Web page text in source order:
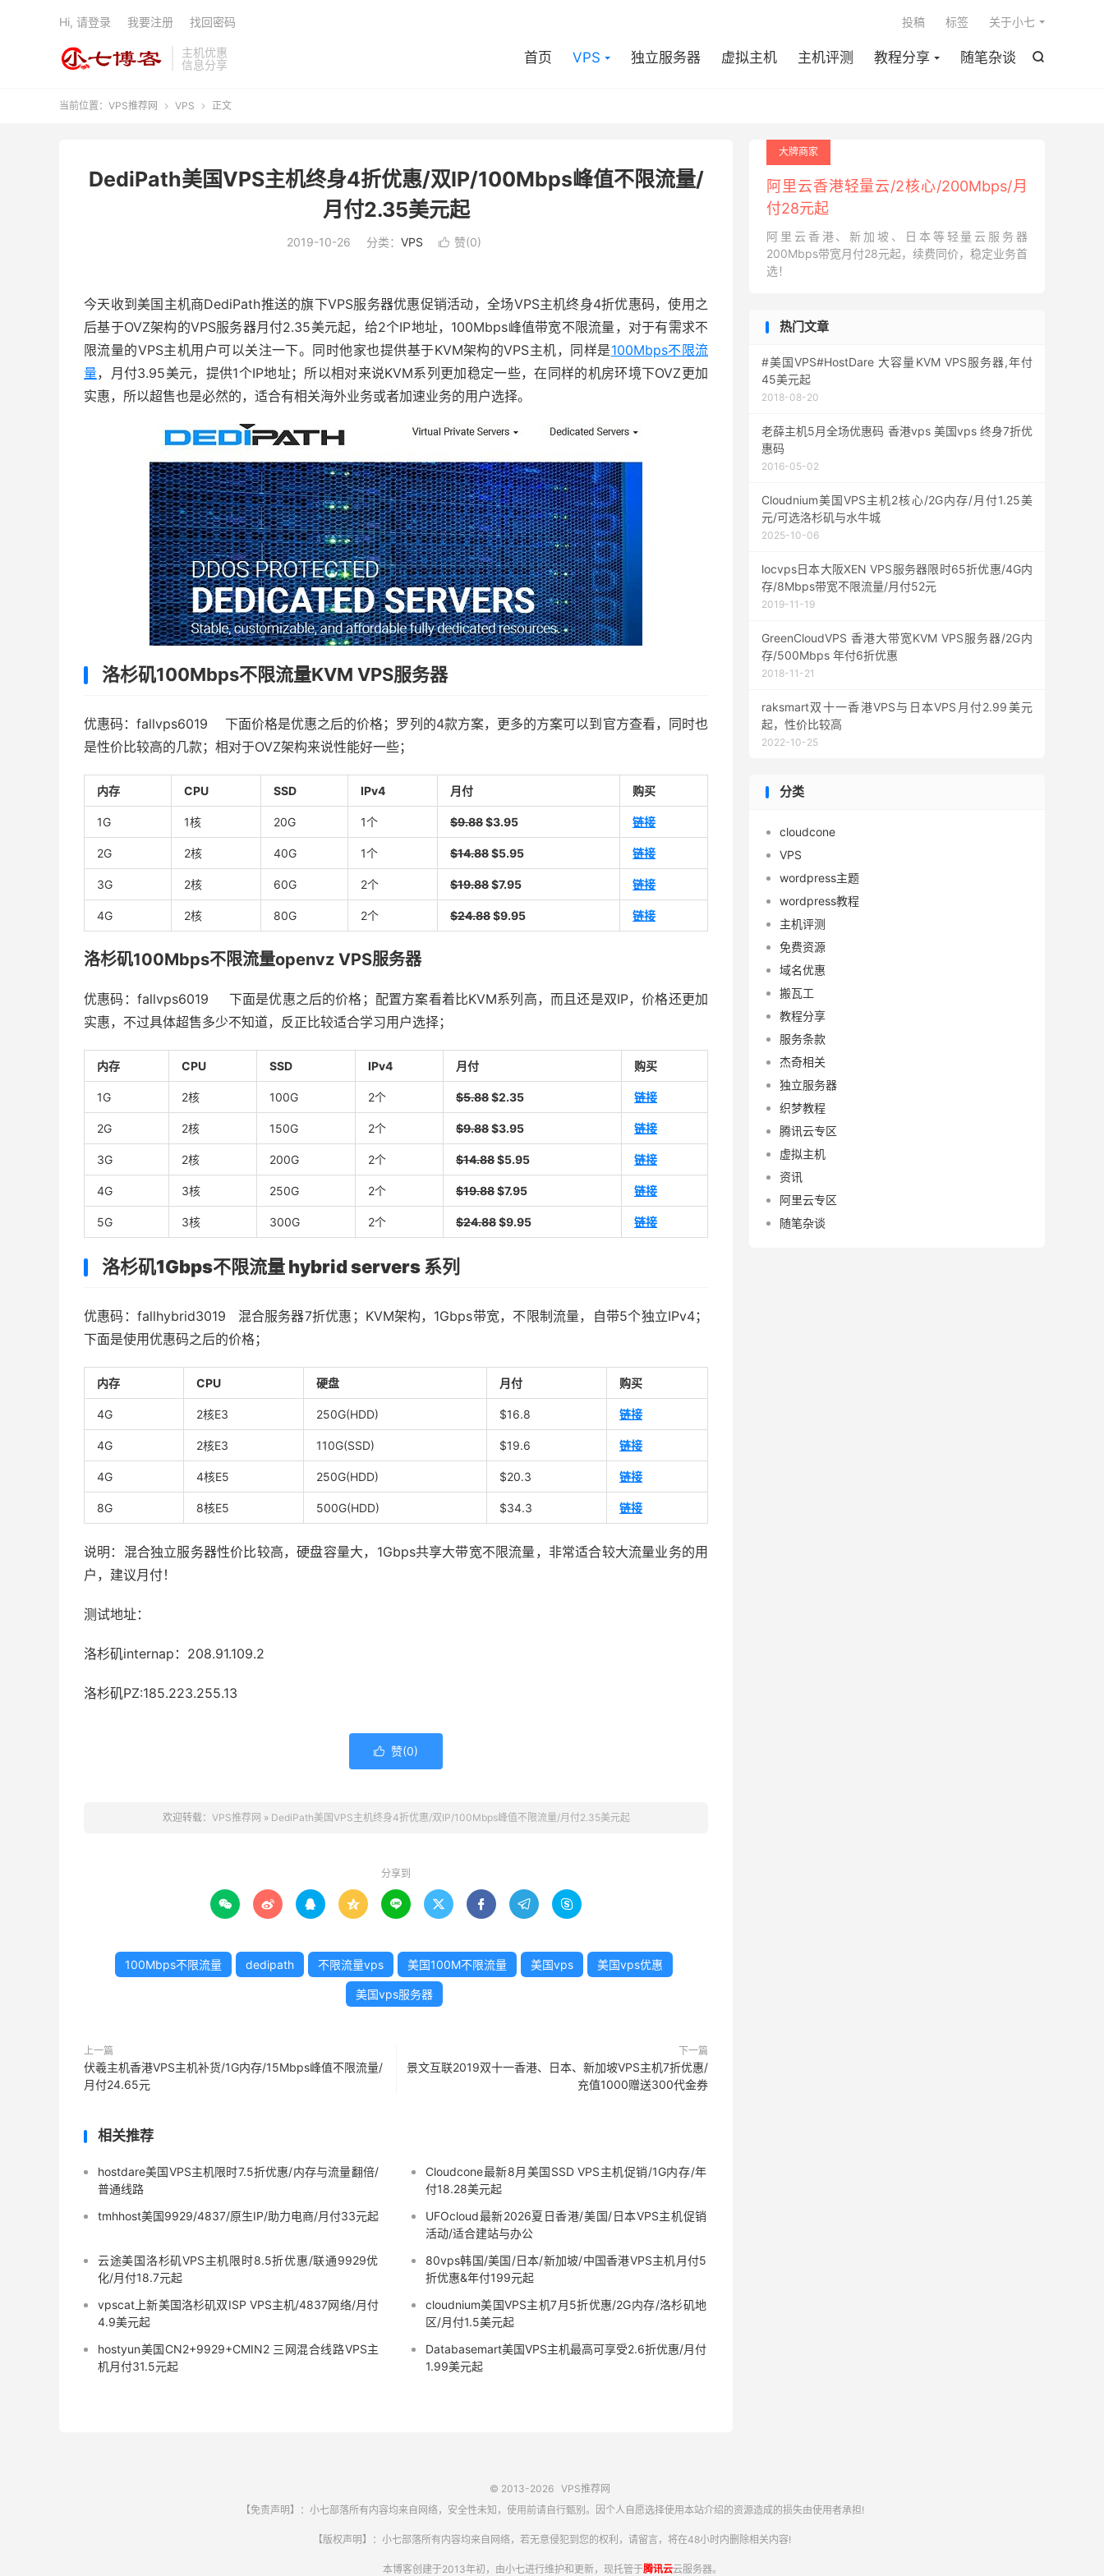
主机优惠
信息分享

首页 VPS 独立服务器 虚拟主机 主机评测 教程分享 随笔杂谈
投稿 标签 关于小七
Hi, 请登录 我要注册 找回密码
当前位置： VPS推荐网  VPS  正文
DediPath美国VPS主机终身4折优惠/双IP/100Mbps峰值不限流量/
月付2.35美元起
2019-10-26 分类： VPS  赞(0)
今天收到美国主机商DediPath推送的旗下VPS服务器优惠促销活动，全场VPS主机终身4折优惠码，使用之
后基于OVZ架构的VPS服务器月付2.35美元起，给2个IP地址，100Mbps峰值带宽不限流量，对于有需求不
限流量的VPS主机用户可以关注一下。同时他家也提供基于KVM架构的VPS主机，同样是100Mbps不限流
量，月付3.95美元，提供1个IP地址；所以相对来说KVM系列更加稳定一些，在同样的机房环境下OVZ更加
实惠，所以超售也是必然的，适合有相关海外业务或者加速业务的用户选择。
洛杉矶100Mbps不限流量KVM VPS服务器
优惠码：fallvps6019
下面价格是优惠之后的价格；罗列的4款方案，更多的方案可以到官方查看，同时也
是性价比较高的几款；相对于OVZ架构来说性能好一些；
内存 CPU SSD IPv4 月付 购买
1G 1核 20G 1个 $9.88$3.95 链接
2G 2核 40G 1个 $14.88$5.95 链接
3G 2核 60G 2个 $19.88$7.95 链接
4G 2核 80G 2个 $24.88$9.95 链接
洛杉矶100Mbps不限流量openvz VPS服务器
优惠码：fallvps6019
下面是优惠之后的价格；配置方案看着比KVM系列高，而且还是双IP，价格还更加
实惠，不过具体超售多少不知道，反正比较适合学习用户选择；
内存 CPU SSD IPv4 月付 购买
1G 2核 100G 2个 $5.88$2.35 链接
2G 2核 150G 2个 $9.88$3.95 链接
3G 2核 200G 2个 $14.88$5.95 链接
4G 3核 250G 2个 $19.88$7.95 链接
5G 3核 300G 2个 $24.88$9.95 链接
洛杉矶1Gbps不限流量 hybrid servers 系列
优惠码：fallhybrid3019
混合服务器7折优惠；KVM架构，1Gbps带宽，不限制流量，自带5个独立IPv4；
下面是使用优惠码之后的价格；
内存 CPU 硬盘 月付 购买
4G 2核E3 250G(HDD) $16.8 链接
4G 2核E3 110G(SSD) $19.6 链接
4G 4核E5 250G(HDD) $20.3 链接
8G 8核E5 500G(HDD) $34.3 链接
说明：混合独立服务器性价比较高，硬盘容量大，1Gbps共享大带宽不限流量，非常适合较大流量业务的用
户，建议月付！
测试地址：
洛杉矶internap：208.91.109.2
洛杉矶PZ:185.223.255.13
 赞(0)
欢迎转载： VPS推荐网 » DediPath美国VPS主机终身4折优惠/双IP/100Mbps峰值不限流量/月付2.35美元起
分享到
        
100Mbps不限流量 dedipath 不限流量vps 美国100M不限流量 美国vps 美国vps优惠
美国vps服务器
上一篇
伏羲主机香港VPS主机补货/1G内存/15Mbps峰值不限流量/
月付24.65元
下一篇
景文互联2019双十一香港、日本、新加坡VPS主机7折优惠/
充值1000赠送300代金券
相关推荐
hostdare美国VPS主机限时7.5折优惠/内存与流量翻倍/
普通线路
Cloudcone最新8月美国SSD VPS主机促销/1G内存/年
付18.28美元起
tmhhost美国9929/4837/原生IP/助力电商/月付33元起
UFOcloud最新2026夏日香港/美国/日本VPS主机促销
活动/适合建站与办公
云途美国洛杉矶VPS主机限时8.5折优惠/联通9929优
化/月付18.7元起
80vps韩国/美国/日本/新加坡/中国香港VPS主机月付5
折优惠&年付199元起
vpscat上新美国洛杉矶双ISP VPS主机/4837网络/月付
4.9美元起
cloudnium美国VPS主机7月5折优惠/2G内存/洛杉矶地
区/月付1.5美元起
hostyun美国CN2+9929+CMIN2 三网混合线路VPS主
机月付31.5元起
Databasemart美国VPS主机最高可享受2.6折优惠/月付
1.99美元起
大牌商家
阿里云香港轻量云/2核心/200Mbps/月
付28元起
阿里云香港、新加坡、日本等轻量云服务器
200Mbps带宽月付28元起，续费同价，稳定业务首
选！
热门文章
#美国VPS#HostDare 大容量KVM VPS服务器,年付
45美元起
2018-08-20
老薛主机5月全场优惠码 香港vps 美国vps 终身7折优
惠码
2016-05-02
Cloudnium美国VPS主机2核心/2G内存/月付1.25美
元/可选洛杉矶与水牛城
2025-10-06
locvps日本大阪XEN VPS服务器限时65折优惠/4G内
存/8Mbps带宽不限流量/月付52元
2019-11-19
GreenCloudVPS 香港大带宽KVM VPS服务器/2G内
存/500Mbps 年付6折优惠
2018-11-21
raksmart双十一香港VPS与日本VPS月付2.99美元
起，性价比较高
2022-10-25
分类
cloudcone
VPS
wordpress主题
wordpress教程
主机评测
免费资源
域名优惠
搬瓦工
教程分享
服务条款
杰奇相关
独立服务器
织梦教程
腾讯云专区
虚拟主机
资讯
阿里云专区
随笔杂谈
© 2013-2026 VPS推荐网
【免责声明】：小七部落所有内容均来自网络，安全性未知，使用前请自行甄别。因个人自愿选择使用本站介绍的资源造成的损失由使用者承担!
【版权声明】：小七部落所有内容均来自网络，若无意侵犯到您的权利，请留言，将在48小时内删除相关内容!
本博客创建于2013年初，由小七进行维护和更新，现托管于腾讯云云服务器。